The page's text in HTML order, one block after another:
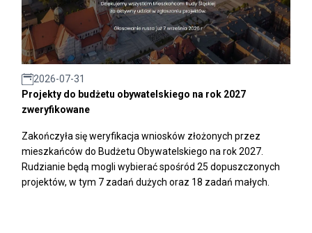
2026-07-31
Projekty do budżetu obywatelskiego na rok 2027
zweryfikowane
Zakończyła się weryfikacja wniosków złożonych przez
mieszkańców do Budżetu Obywatelskiego na rok 2027.
Rudzianie będą mogli wybierać spośród 25 dopuszczonych
projektów, w tym 7 zadań dużych oraz 18 zadań małych.